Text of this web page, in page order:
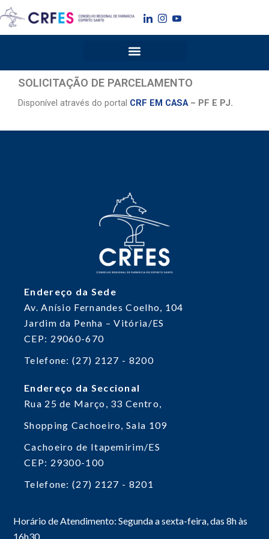
para
o
SOLICITAÇÃO DE PARCELAMENTO
Disponível através do portal CRF EM CASA– PF E PJ.
Endereço da Sede
Av. Anísio Fernandes Coelho, 104
Jardim da Penha – Vitória/ES
CEP: 29060-670
Telefone: (27) 2127 - 8200
Endereço da Seccional
Rua 25 de Março, 33Centro,
Shopping Cachoeiro, Sala 109
Cachoeiro de Itapemirim/ES
CEP: 29300-100
Telefone: (27) 2127 - 8201
Horário de Atendimento: Segunda a sexta-feira, das 8h às
16h30